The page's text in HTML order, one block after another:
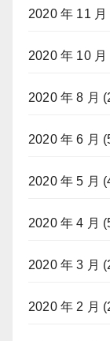
2020 年 11 月
2020 年 10 月
2020 年 8 月
2020 年 6 月
2020 年 5 月
2020 年 4 月
2020 年 3 月
2020 年 2 月